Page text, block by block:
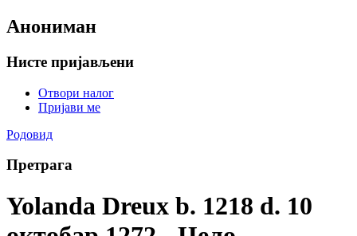
Анониман
Нисте пријављени
Отвори налог
Пријави ме
Родовид
Претрага
Yolanda Dreux b. 1218 d. 10